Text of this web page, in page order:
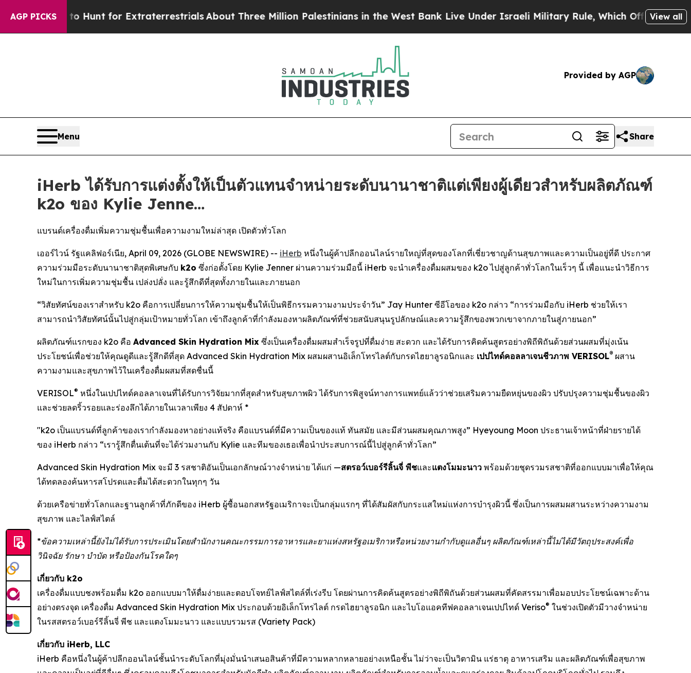
AGP PICKSto Hunt for ExtraterrestrialsAbout Three Million Palestinians in the West Bank Live Under Israeli Military Rule, Which Offers Them few,
View all
Provided by AGP
Menu Share
iHerb ได้รับการแต่งตั้งให้เป็นตัวแทนจำหน่ายระดับนานาชาติแต่เพียงผู้เดียวสำหรับผลิตภัณฑ์
k2o ของ Kylie Jenne…
แบรนด์เครื่องดื่มเพิ่มความชุ่มชื้นเพื่อความงามใหม่ล่าสุด เปิดตัวทั่วโลก
เออร์ไวน์ รัฐแคลิฟอร์เนีย, April 09, 2026 (GLOBE NEWSWIRE) -- iHerb หนึ่งในผู้ค้าปลีกออนไลน์รายใหญ่ที่สุดของโลกที่เชี่ยวชาญด้านสุขภาพและความเป็นอยู่ที่ดี ประกาศ
ความร่วมมือระดับนานาชาติสุดพิเศษกับ k2o ซึ่งก่อตั้งโดย Kylie Jenner ผ่านความร่วมมือนี้ iHerb จะนำเครื่องดื่มผสมของ k2o ไปสู่ลูกค้าทั่วโลกในเร็วๆ นี้ เพื่อแนะนำวิธีการ
ใหม่ในการเพิ่มความชุ่มชื้น เปล่งปลั่ง และรู้สึกดีที่สุดทั้งภายในและภายนอก
“วิสัยทัศน์ของเราสำหรับ k2o คือการเปลี่ยนการให้ความชุ่มชื้นให้เป็นพิธีกรรมความงามประจำวัน” Jay Hunter ซีอีโอของ k2o กล่าว “การร่วมมือกับ iHerb ช่วยให้เรา
สามารถนำวิสัยทัศน์นั้นไปสู่กลุ่มเป้าหมายทั่วโลก เข้าถึงลูกค้าที่กำลังมองหาผลิตภัณฑ์ที่ช่วยสนับสนุนรูปลักษณ์และความรู้สึกของพวกเขาจากภายในสู่ภายนอก”
ผลิตภัณฑ์แรกของ k2o คือ Advanced Skin Hydration Mix ซึ่งเป็นเครื่องดื่มผสมสำเร็จรูปที่ดื่มง่าย สะดวก และได้รับการคิดค้นสูตรอย่างพิถีพิถันด้วยส่วนผสมที่มุ่งเน้น
ประโยชน์เพื่อช่วยให้คุณดูดีและรู้สึกดีที่สุด Advanced Skin Hydration Mix ผสมผสานอิเล็กโทรไลต์กับกรดไฮยาลูรอนิกและ เปปไทด์คอลลาเจนชีวภาพ VERISOL® ผสาน
ความงามและสุขภาพไว้ในเครื่องดื่มผสมที่สดชื่นนี้
VERISOL® หนึ่งในเปปไทด์คอลลาเจนที่ได้รับการวิจัยมากที่สุดสำหรับสุขภาพผิว ได้รับการพิสูจน์ทางการแพทย์แล้วว่าช่วยเสริมความยืดหยุ่นของผิว ปรับปรุงความชุ่มชื้นของผิว
และช่วยลดริ้วรอยและร่องลึกได้ภายในเวลาเพียง 4 สัปดาห์ *
"k2o เป็นแบรนด์ที่ลูกค้าของเรากำลังมองหาอย่างแท้จริง คือแบรนด์ที่มีความเป็นของแท้ ทันสมัย ​​และมีส่วนผสมคุณภาพสูง” Hyeyoung Moon ประธานเจ้าหน้าที่ฝ่ายรายได้
ของ iHerb กล่าว “เรารู้สึกตื่นเต้นที่จะได้ร่วมงานกับ Kylie และทีมของเธอเพื่อนำประสบการณ์นี้ไปสู่ลูกค้าทั่วโลก”
Advanced Skin Hydration Mix จะมี 3 รสชาติอันเป็นเอกลักษณ์วางจำหน่าย ได้แก่ —สตรอว์เบอร์รีลิ้นจี่ พีชและแตงโมมะนาว พร้อมด้วยชุดรวมรสชาติที่ออกแบบมาเพื่อให้คุณ
ได้ทดลองค้นหารสโปรดและดื่มได้สะดวกในทุกๆ วัน
ด้วยเครือข่ายทั่วโลกและฐานลูกค้าที่ภักดีของ iHerb ผู้ซื้อนอกสหรัฐอเมริกาจะเป็นกลุ่มแรกๆ ที่ได้สัมผัสกับกระแสใหม่แห่งการบำรุงผิวนี้ ซึ่งเป็นการผสมผสานระหว่างความงาม
สุขภาพ และไลฟ์สไตล์
*ข้อความเหล่านี้ยังไม่ได้รับการประเมินโดยสำนักงานคณะกรรมการอาหารและยาแห่งสหรัฐอเมริกาหรือหน่วยงานกำกับดูแลอื่นๆ ผลิตภัณฑ์เหล่านี้ไม่ได้มีวัตถุประสงค์เพื่อ
วินิจฉัย รักษา บำบัด หรือป้องกันโรคใดๆ
เกี่ยวกับ k2o
เครื่องดื่มแบบชงพร้อมดื่ม k2o ออกแบบมาให้ดื่มง่ายและตอบโจทย์ไลฟ์สไตล์ที่เร่งรีบ โดยผ่านการคิดค้นสูตรอย่างพิถีพิถันด้วยส่วนผสมที่คัดสรรมาเพื่อมอบประโยชน์เฉพาะด้าน
อย่างตรงจุด เครื่องดื่ม Advanced Skin Hydration Mix ประกอบด้วยอิเล็กโทรไลต์ กรดไฮยาลูรอนิก และไบโอแอคทีฟคอลลาเจนเปปไทด์ Veriso® ในช่วงเปิดตัวมีวางจำหน่าย
ในรสสตรอว์เบอร์รีลิ้นจี่ พีช และแตงโมมะนาว และแบบรวมรส (Variety Pack)
เกี่ยวกับ iHerb, LLC
iHerb คือหนึ่งในผู้ค้าปลีกออนไลน์ชั้นนำระดับโลกที่มุ่งมั่นนำเสนอสินค้าที่มีความหลากหลายอย่างเหนือชั้น ไม่ว่าจะเป็นวิตามิน แร่ธาตุ อาหารเสริม และผลิตภัณฑ์เพื่อสุขภาพ